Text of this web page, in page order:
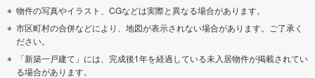
物件の写真やイラスト、CGなどは実際と異なる場合があります。
市区町村の合併などにより、地図が表示されない場合があります。ご了承く
ださい。
「新築一戸建て」には、完成後1年を経過している未入居物件が掲載されてい
る場合があります。